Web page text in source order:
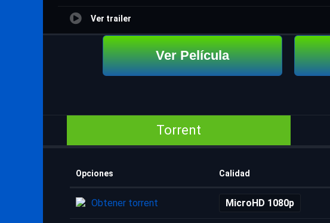
Ver trailer
Ver Película
Torrent
Opciones Calidad
Obtener torrent MicroHD 1080p